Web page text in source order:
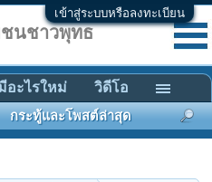
เข้าสู่ระบบหรือลงทะเบียน
นชาวพุทธ
กระทู้และโพสต์ล่าสุด
อะไรใหม่ วิดีโอ